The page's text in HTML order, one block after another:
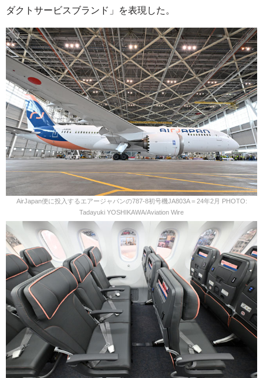
ダクトサービスブランド」を表現した。
AirJapan便に投入するエアージャパンの787-8初号機JA803A＝24年2月 PHOTO:
Tadayuki YOSHIKAWA/Aviation Wire